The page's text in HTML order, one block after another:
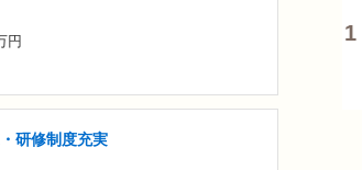
円
研修制度充実